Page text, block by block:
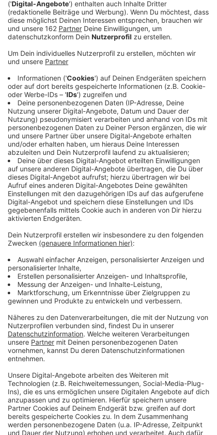
Cyberattacken sind keine Seltenheit mehr. Bereits drei
mal haben Hacker in den letzten Monaten erfolgreich
deutsche Kommunen angegriffen. Es sind nicht mehr
nur große Unternehmen, die von den Kriminellen
gehackt werden - auch Verwaltungen sind immer öfter
betroffen.
Anzeige
Verwaltungen im Kreis wappnen sich gegen
Hacker
Anzeige
Auch bei uns im Kreis müssen sich die Städte und
Gemeinden gegen die Online-Kriminalität wappnen: Die
Gemeinde Sonsbeck setzt auf die höchsten
Standards und beschäftigt sich regelmäßig mit dem
personenbezogenen Daten zu schützen. Auch die IT-
Abteilung der Stadt Moers bildet sich regelmäßig über
Schadsoftware weiter und hat eine eigene
Schutzsoftware. Einen erfolgreichen Cyberangriff
Versuche gab es aber schon öfter. Besonders
geschüzt ist das Kommunale Rechenzentrum
Niederrhein (KRZN) in Kamp-Lintfort.